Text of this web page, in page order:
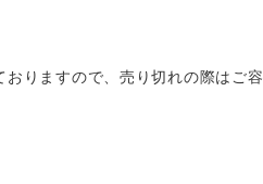
りますので、売り切れの際はご容